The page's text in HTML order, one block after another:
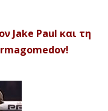
Jake Paul και τη